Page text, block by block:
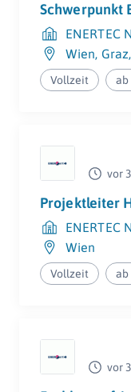
Schwerpunkt
ENERTEC
Wien, Graz,
Vollzeit ab
vor
Projektleiter
ENERTEC
Wien
Vollzeit ab
vor